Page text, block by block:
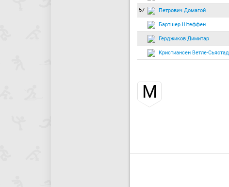
57 Петрович Домагой
Бартшер Штеффен
Герджиков Димитар
Кристиансен Ветле-Сьястад
М